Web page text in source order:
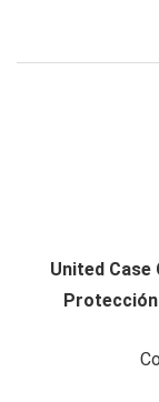
United Case
Protección